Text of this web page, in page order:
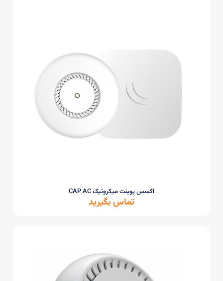
اکسس پوینت میکروتیک CAP AC
تماس بگیرید